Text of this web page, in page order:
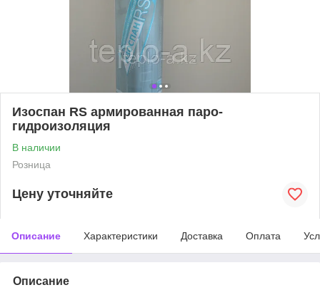
Изоспан RS армированная паро-
гидроизоляция
В наличии
Розница
Цену уточняйте
Описание Характеристики Доставка Оплата
Описание